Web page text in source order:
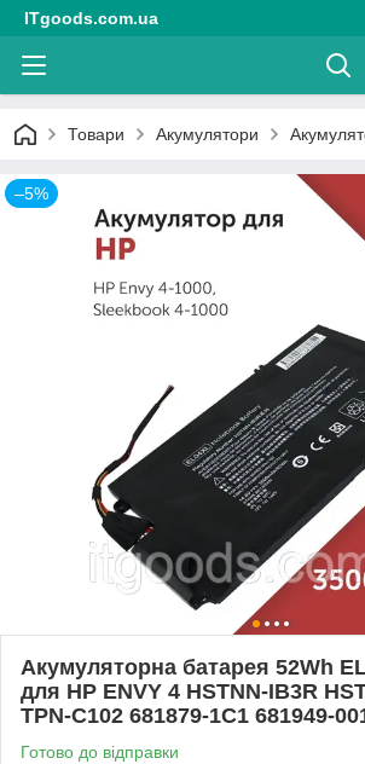
ITgoods.com.ua
Товари Акумулятори
–5%
Акумуляторна батарея 52Wh
для HP ENVY 4 HSTNN-IB3R
TPN-C102 681879-1C1 681949-
Готово до відправки